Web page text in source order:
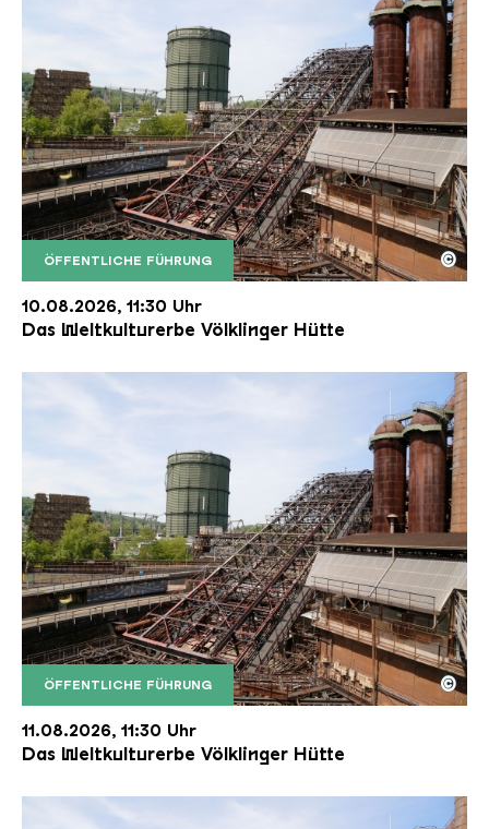
ÖFFENTLICHE FÜHRUNG
Der Erzschrägaufzug der Völklinger Hütte mit
Copyright: Weltkulturerbe Völklinger Hütte | Karl
©
10.08.2026, 11:30 Uhr
Das Weltkulturerbe Völklinger Hütte
ÖFFENTLICHE FÜHRUNG
Der Erzschrägaufzug der Völklinger Hütte mit
Copyright: Weltkulturerbe Völklinger Hütte | Karl
©
11.08.2026, 11:30 Uhr
Das Weltkulturerbe Völklinger Hütte